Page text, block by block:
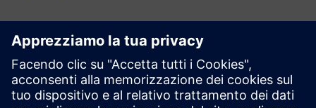
Select...
Northrop Grumman